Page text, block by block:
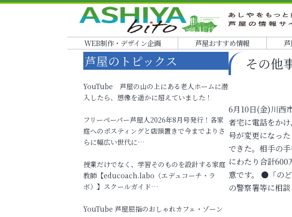
WEB制作・デザイン企画 芦屋おすすめ情報
その他
6月10日(金)川西
者宅に電話をか
号が変更になっ
できた。相手の
にわたり合計
意です。 ●「の
の警察署等に相談
芦屋のトピックス
YouTube 芦屋の山の上にある老人ホームに潜
入したら、想像を遥かに超えていました！
フリーペーパー芦屋人2026年8月号発行！各家
庭へのポスティングと店頭置きで今までよりさ
らに幅広い世代に…
授業だけでなく、学習そのものを設計する家庭
教師【educoach.labo（エデュコーチ・ラ
ボ）】スクールガイド…
YouTube 芦屋屈指のおしゃれカフェ・ゾーン